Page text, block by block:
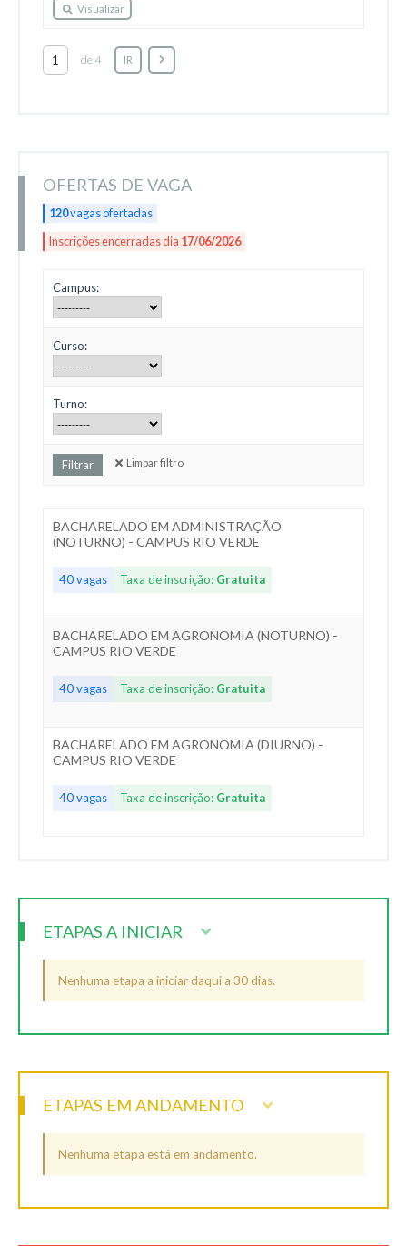
Visualizar
de 4 IR
OFERTAS DE VAGA
120vagas ofertadas
Inscrições encerradas dia 17/06/2026
Campus:
Curso:
Turno:
Limpar filtro
BACHARELADO EM ADMINISTRAÇÃO
(NOTURNO) - CAMPUS RIO VERDE
40 vagas Taxa de inscrição: Gratuita
BACHARELADO EM AGRONOMIA (NOTURNO) -
CAMPUS RIO VERDE
40 vagas Taxa de inscrição: Gratuita
BACHARELADO EM AGRONOMIA (DIURNO) -
CAMPUS RIO VERDE
40 vagas Taxa de inscrição: Gratuita
ETAPAS A INICIAR
Nenhuma etapa a iniciar daqui a 30 dias.
ETAPAS EM ANDAMENTO
Nenhuma etapa está em andamento.